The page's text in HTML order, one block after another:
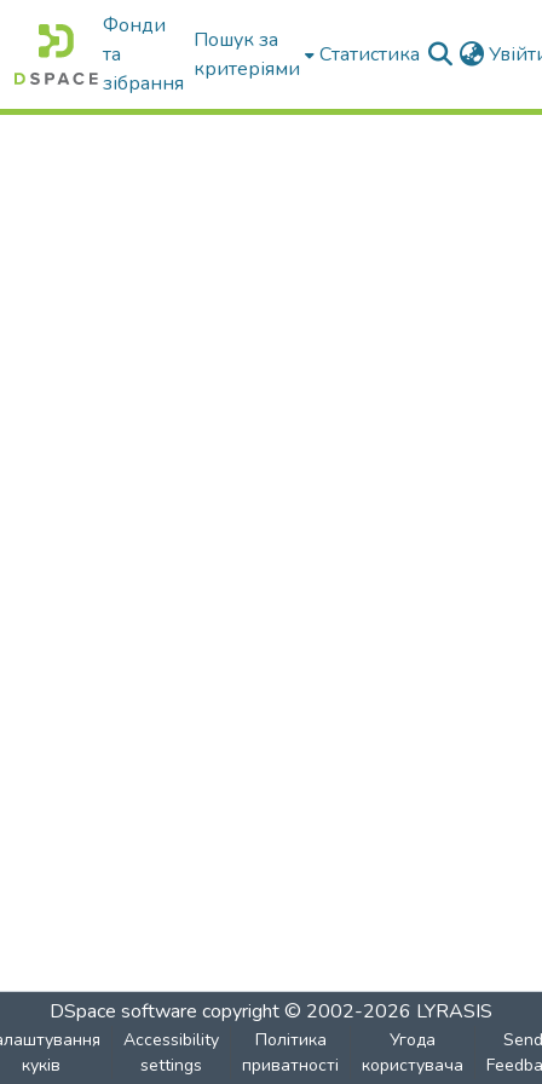
Фонди
та
зібрання
Пошук за
критеріями
Статистика
DSpace software copyright © 2002-2026 LYRASIS
куків
Accessibility
settings
Політика
приватності
Угода
користувача
Send